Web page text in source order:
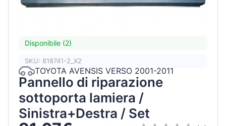
Disponibile (2)
SKU: 818741-2_X2
TOYOTA AVENSIS VERSO 2001-2011
Pannello di riparazione
sottoporta lamiera /
Sinistra+Destra / Set